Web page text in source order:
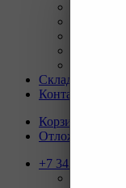
Склады
Контакты
Корзина
Отложенные
+7 343 247-83-62